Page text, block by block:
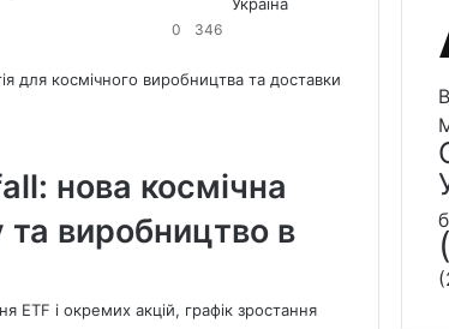
сторінка
0 346
нова космічна
та виробництво в